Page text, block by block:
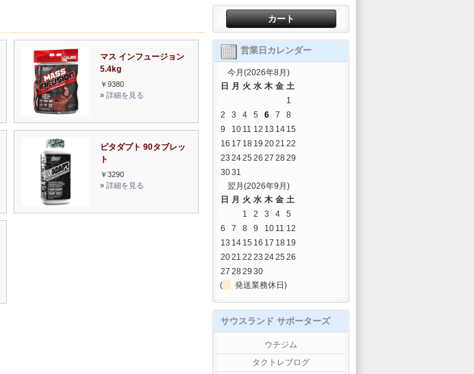
マス インフュージョン
5.4kg
￥9380
» 詳細を見る
ビタダプト 90タブレッ
ト
￥3290
» 詳細を見る
カート
営業日カレンダー
今月(2026年8月)
日 月 火 水 木 金 土
1
2
3 4 5 6 7
8
9
10 11 12 13 14 15
16 17 18 19 2021 22
23 2425 26 27 2829
3031
翌月(2026年9月)
日 月 火 水 木 金 土
1
2 3 4
5
6
7 8 9 10 11 12
13 14 15 16 17 18 19
2021 22 23 2425 26
27 2829 30
(
発送業務休日)
サウスランド サポーターズ
ウチジム
タクトレブログ